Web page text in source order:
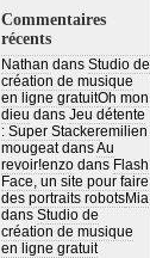
Commentaires
récents
Nathan dans Studio de
création de musique
en ligne gratuitOh mon
dieu dans Jeu détente
: Super Stackeremilien
mougeatdansAu
revoir!enzo dans Flash
Face, un site pour faire
des portraits robotsMia
dans Studio de
création de musique
en ligne gratuit